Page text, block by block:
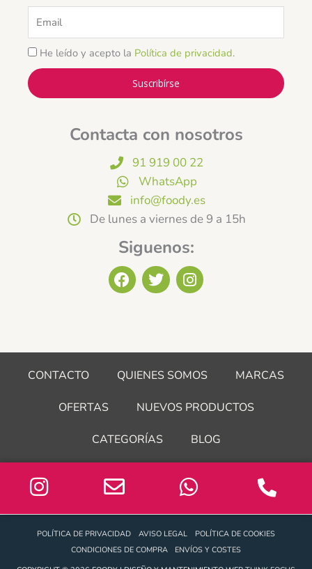
He leído y acepto la Política de privacidad.
Suscribírse
Contacta con nosotros
91 919 00 22
WhatsApp
info@foody.es
De lunes a viernes de 9 a 15h
Siguenos:
F
a
o
k
T
w
e
I
n
g
a
CONTACTO QUIENES SOMOS MARCAS
OFERTAS NUEVOS PRODUCTOS
CATEGORÍAS BLOG
POLÍTICA DE PRIVACIDAD AVISO LEGAL
POLÍTICA DE COOKIES
CONDICIONES DE COMPRA
ENVÍOS Y COSTES